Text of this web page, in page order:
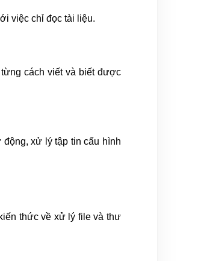
việc chỉ đọc tài liệu.
cách viết và biết được
xử lý tập tin cấu hình
thức về xử lý file và thư